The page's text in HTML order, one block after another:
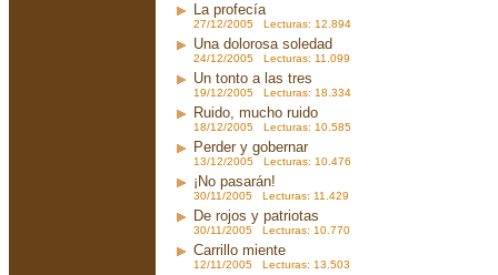
La profecía
27/12/2005 Lecturas: 12.894
Una dolorosa soledad
24/12/2005 Lecturas: 11.099
Un tonto a las tres
19/12/2005 Lecturas: 18.334
Ruido, mucho ruido
18/12/2005 Lecturas: 10.585
Perder y gobernar
13/12/2005 Lecturas: 10.476
¡No pasarán!
30/11/2005 Lecturas: 11.429
De rojos y patriotas
30/11/2005 Lecturas: 10.770
Carrillo miente
12/11/2005 Lecturas: 13.503